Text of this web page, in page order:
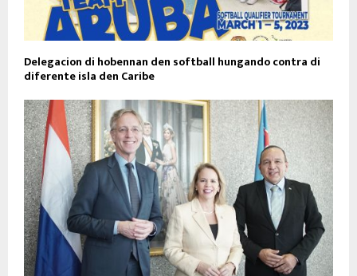
Delegacion di hobennan den softball hungando contra di
diferente isla den Caribe